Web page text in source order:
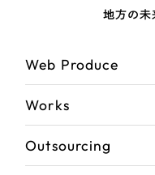
地方の未
Web Produce
Works
Outsourcing